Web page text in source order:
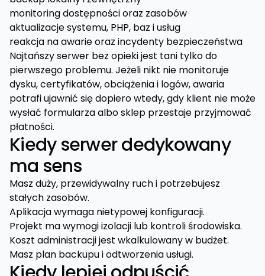
monitoring dostępności oraz zasobów
aktualizacje systemu, PHP, baz i usług
reakcja na awarie oraz incydenty bezpieczeństwa
Najtańszy serwer bez opieki jest tani tylko do
pierwszego problemu. Jeżeli nikt nie monitoruje
dysku, certyfikatów, obciążenia i logów, awaria
potrafi ujawnić się dopiero wtedy, gdy klient nie może
wysłać formularza albo sklep przestaje przyjmować
płatności.
Kiedy serwer dedykowany
ma sens
Masz duży, przewidywalny ruch i potrzebujesz
stałych zasobów.
Aplikacja wymaga nietypowej konfiguracji.
Projekt ma wymogi izolacji lub kontroli środowiska.
Koszt administracji jest wkalkulowany w budżet.
Masz plan backupu i odtworzenia usługi.